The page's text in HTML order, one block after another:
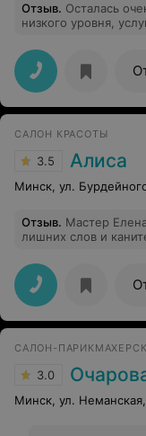
Отзыв. Осталась
низкого уровня,
чтоб горе-мастера
умеют
копейки,но сам
осторожны,мой
парикмахерскую во
САЛОН КРАСОТЫ
3.5 Алиса
Минск, ул.
Отзыв. Мастер
лишних слов и
11.09.17-такого
Разговаривает, как
вопрос, делант ли
отвечает "А вы как
научится
идти туда,
любимому
потерять после
САЛОН-
3.0
Минск, ул.